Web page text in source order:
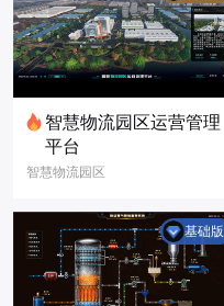
智慧物流园区运营管理
平台
智慧物流园区
园区运营看板
仓储数据报表
库区监控管理
基础版